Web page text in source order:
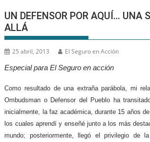
UN DEFENSOR POR AQUÍ… UNA
ALLÁ
25 abril, 2013
El Seguro en Acción
Especial para El Seguro en acción
Como resultado de una extraña parábola, mi
Ombudsman o Defensor del Pueblo ha
inicialmente, la faz académica, durante 15 años
los cuales aprendí y enseñé junto a los más
mundo; posteriormente, llegó el privilegio de